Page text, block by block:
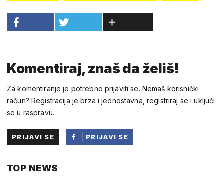
Komentiraj, znaš da želiš!
Za komentiranje je potrebno prijaviti se. Nemaš korisnički
račun? Registracija je brza i jednostavna, registriraj se i uključi
se u raspravu.
PRIJAVI SE
PRIJAVI SE
TOP NEWS